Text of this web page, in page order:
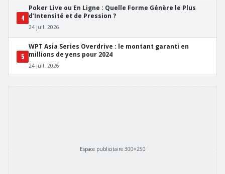
4
Poker Live ou En Ligne : Quelle Forme Génère le Plus
d’Intensité et de Pression ?
24 juil. 2026
5
WPT Asia Series Overdrive : le montant garanti en
millions de yens pour 2024
24 juil. 2026
Espace publicitaire 300×250